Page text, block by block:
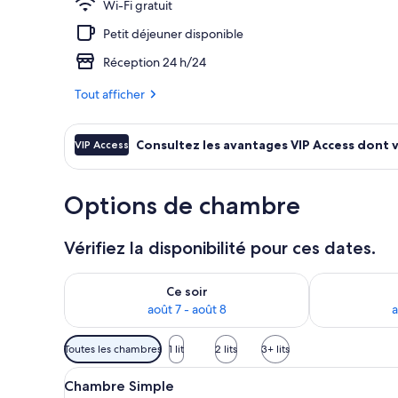
Wi-Fi gratuit
Petit déjeuner disponible
Réception 24 h/24
Tout afficher
VIP Access Consultez les avantages VIP Access
Options de chambre
Vérifiez la disponibilité pour ces dates.
Ce soir
août 7 - août 8
Vérifier la disponibilité pour ce soir août 7 - août 8
Vérifier la
Filtres
disponibles
pour
Toutes les chambres 1 lit 2 lits 3+ lits
Afficher
Une chambre d’hôtel
4
Chambre Simple